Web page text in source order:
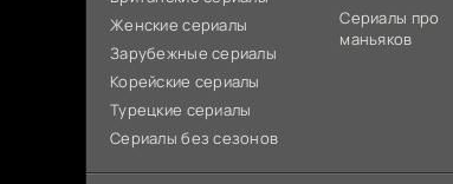
Женские сериалы
Зарубежные сериалы
Корейские сериалы
Турецкие сериалы
Сериалы без сезонов
Сериалы про
маньяков